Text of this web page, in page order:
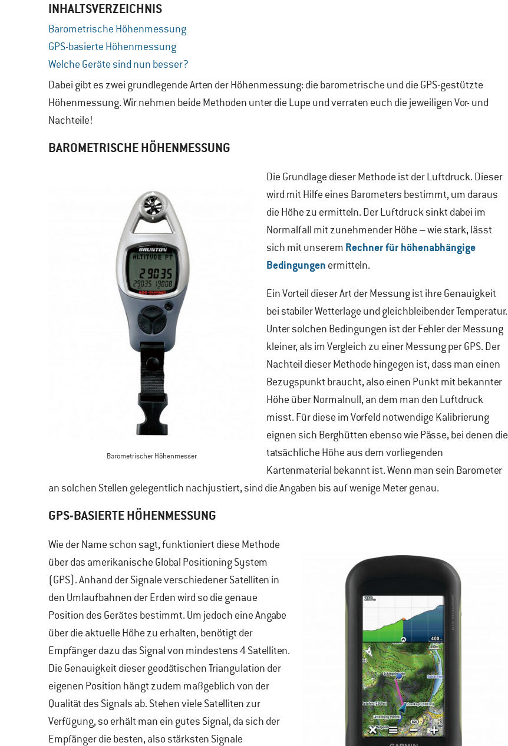
INHALTSVERZEICHNIS
Barometrische Höhenmessung
GPS-basierte Höhenmessung
Welche Geräte sind nun besser?
Dabei gibt es zwei grundlegende Arten der Höhenmessung: die barometrische und die GPS-gestützte
Höhenmessung. Wir nehmen beide Methoden unter die Lupe und verraten euch die jeweiligen Vor- und
Nachteile!
BAROMETRISCHE HÖHENMESSUNG
Barometrischer Höhenmesser
Die Grundlage dieser Methode ist der Luftdruck. Dieser
wird mit Hilfe eines Barometers bestimmt, um daraus
die Höhe zu ermitteln. Der Luftdruck sinkt dabei im
Normalfall mit zunehmender Höhe – wie stark, lässt
sich mit unserem Rechner für höhenabhängige
Bedingungen ermitteln.
Ein Vorteil dieser Art der Messung ist ihre Genauigkeit
bei stabiler Wetterlage und gleichbleibender Temperatur.
Unter solchen Bedingungen ist der Fehler der Messung
kleiner, als im Vergleich zu einer Messung per GPS. Der
Nachteil dieser Methode hingegen ist, dass man einen
Bezugspunkt braucht, also einen Punkt mit bekannter
Höhe über Normalnull, an dem man den Luftdruck
misst. Für diese im Vorfeld notwendige Kalibrierung
eignen sich Berghütten ebenso wie Pässe, bei denen die
tatsächliche Höhe aus dem vorliegenden
Kartenmaterial bekannt ist. Wenn man sein Barometer
an solchen Stellen gelegentlich nachjustiert, sind die Angaben bis auf wenige Meter genau.
GPS-BASIERTE HÖHENMESSUNG
Wie der Name schon sagt, funktioniert diese Methode
über das amerikanische Global Positioning System
(GPS). Anhand der Signale verschiedener Satelliten in
den Umlaufbahnen der Erden wird so die genaue
Position des Gerätes bestimmt. Um jedoch eine Angabe
über die aktuelle Höhe zu erhalten, benötigt der
Empfänger dazu das Signal von mindestens 4 Satelliten.
Die Genauigkeit dieser geodätischen Triangulation der
eigenen Position hängt zudem maßgeblich von der
Qualität des Signals ab. Stehen viele Satelliten zur
Verfügung, so erhält man ein gutes Signal, da sich der
Empfänger die besten, also stärksten Signale